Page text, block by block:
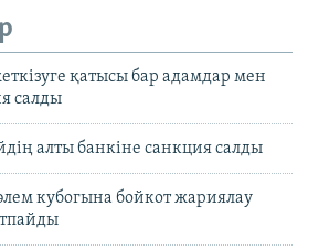
қатысы бар адамдар мен
салды
алты банкіне санкция салды
кубогына бойкот жариялау